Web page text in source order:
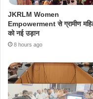
JKRLM Women
Empowerment से ग्रामीण
को नई उड़ान
8 hours ago